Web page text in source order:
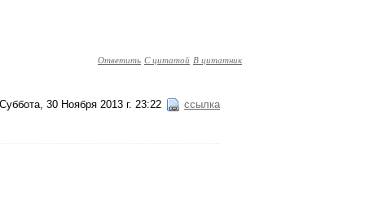
Ответить С цитатой В цитатник
Суббота, 30 Ноября 2013 г. 23:22 ссылка